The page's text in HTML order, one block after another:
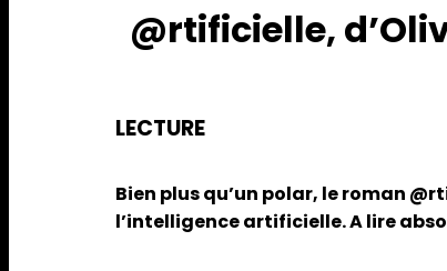
@rtificielle,
LECTURE
Bien plus qu’un polar, le roman
l’intelligence artificielle. A lire